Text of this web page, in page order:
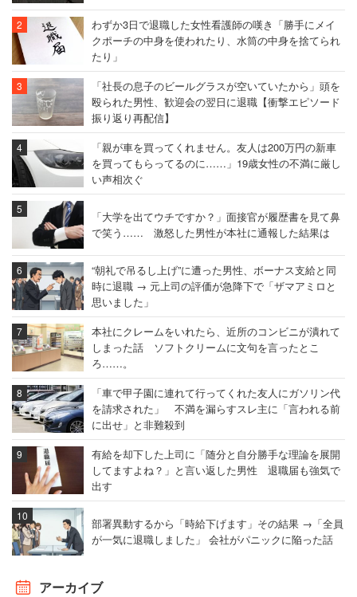
わずか3日で退職した女性看護師の嘆き「勝手にメイ
クポーチの中身を使われたり、水筒の中身を捨てられ
たり」
「社長の息子のビールグラスが空いていたから」頭を
殴られた男性、歓迎会の翌日に退職【衝撃エピソード
振り返り再配信】
「親が車を買ってくれません。友人は200万円の新車
を買ってもらってるのに……」19歳女性の不満に厳し
い声相次ぐ
「大学を出てウチですか？」面接官が履歴書を見て鼻
で笑う…… 激怒した男性が本社に通報した結果は
“朝礼で吊るし上げ”に遭った男性、ボーナス支給と同
時に退職 → 元上司の評価が急降下で「ザマアミロと
思いました」
本社にクレームをいれたら、近所のコンビニが潰れて
しまった話 ソフトクリームに文句を言ったとこ
ろ……。
「車で甲子園に連れて行ってくれた友人にガソリン代
を請求された」 不満を漏らすスレ主に「言われる前
に出せ」と非難殺到
有給を却下した上司に「随分と自分勝手な理論を展開
してますよね？」と言い返した男性 退職届も強気で
出す
部署異動するから「時給下げます」その結果 →「全員
が一気に退職しました」 会社がパニックに陥った話
アーカイブ